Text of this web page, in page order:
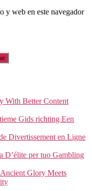
y web en este navegador
With Better Content
Gids richting Een
Divertissement en Ligne
D’élite per tuo Gambling
Glory Meets